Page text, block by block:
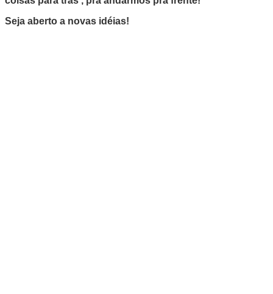
Seja aberto a novas idéias!